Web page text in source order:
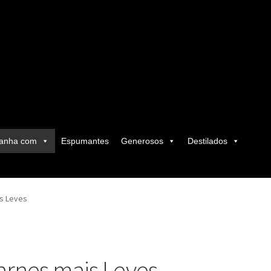
com Espumantes Generosos Destilados
Leves